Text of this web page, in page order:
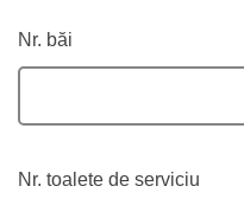
Nr. băi
Nr. toalete de serviciu